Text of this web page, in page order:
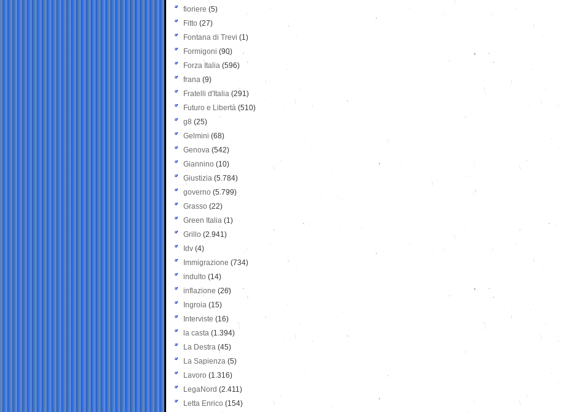
fioriere (5)
Fitto (27)
Fontana di Trevi (1)
Formigoni (90)
Forza Italia (596)
frana (9)
Fratelli d'Italia (291)
Futuro e Libertà (510)
g8 (25)
Gelmini (68)
Genova (542)
Giannino (10)
Giustizia (5.784)
governo (5.799)
Grasso (22)
Green Italia (1)
Grillo (2.941)
Idv (4)
Immigrazione (734)
indulto (14)
inflazione (26)
Ingroia (15)
Interviste (16)
la casta (1.394)
La Destra (45)
La Sapienza (5)
Lavoro (1.316)
LegaNord (2.411)
Letta Enrico (154)